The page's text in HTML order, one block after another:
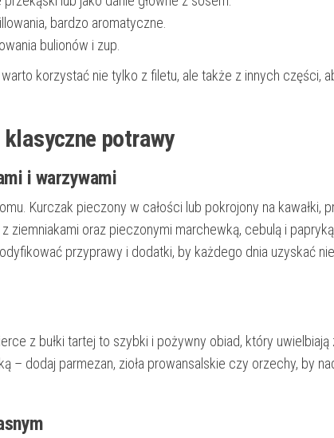
bardzo aromatyczne.
bulionów i zup.
korzystać nie tylko z filetu, ale także z innych części,
potrawy
i warzywami
Kurczak pieczony w całości lub pokrojony na kawałki,
ziemniakami oraz pieczonymi marchewką, cebulą i
przyprawy i dodatki, by każdego dnia uzyskać
z bułki tartej to szybki i pożywny obiad, który uwielbiają
– dodaj parmezan, zioła prowansalskie czy orzechy, by